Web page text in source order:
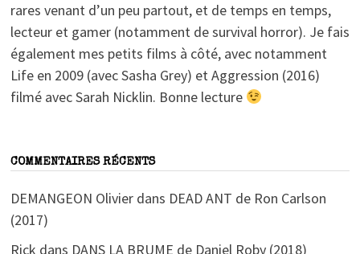
rares venant d’un peu partout, et de temps en temps,
lecteur et gamer (notamment de survival horror). Je fais
également mes petits films à côté, avec notamment
Life en 2009 (avec Sasha Grey) et Aggression (2016)
filmé avec Sarah Nicklin. Bonne lecture
COMMENTAIRES RÉCENTS
DEMANGEON Olivierdans DEAD ANT de Ron Carlson
(2017)
Rick dans DANS LA BRUME de Daniel Roby (2018)